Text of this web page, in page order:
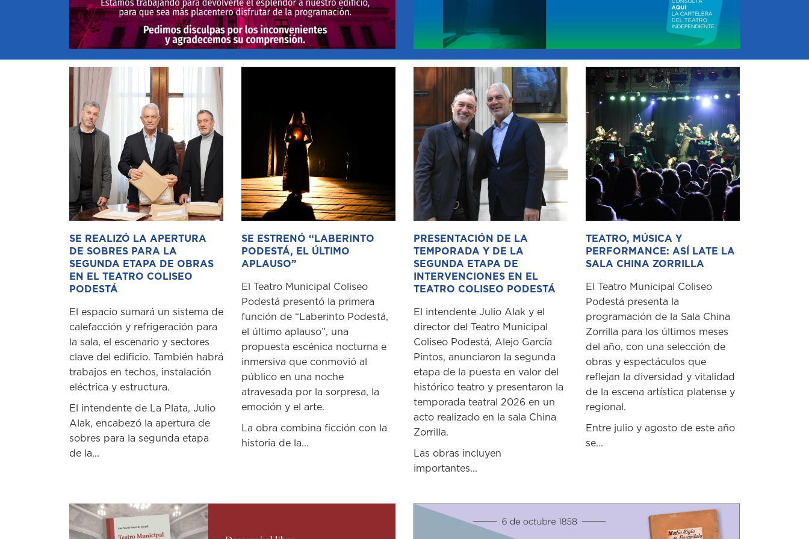
SE REALIZÓ LA APERTURA
DE SOBRES PARA LA
SEGUNDA ETAPA DE OBRAS
EN EL TEATRO COLISEO
PODESTÁ
El espacio sumará un sistema de
calefacción y refrigeración para
la sala, el escenario y sectores
clave del edificio. También habrá
trabajos en techos, instalación
eléctrica y estructura.
El intendente de La Plata, Julio
Alak, encabezó la apertura de
sobres para la segunda etapa
de la...
SE ESTRENÓ “LABERINTO
PODESTÁ, EL ÚLTIMO
APLAUSO”
El Teatro Municipal Coliseo
Podestá presentó la primera
función de “Laberinto Podestá,
el último aplauso”, una
propuesta escénica nocturna e
inmersiva que conmovió al
público en una noche
atravesada por la sorpresa, la
emoción y el arte.
La obra combina ficción con la
historia de la...
PRESENTACIÓN DE LA
TEMPORADA Y DE LA
SEGUNDA ETAPA DE
INTERVENCIONES EN EL
TEATRO COLISEO PODESTÁ
El intendente Julio Alak y el
director del Teatro Municipal
Coliseo Podestá, Alejo García
Pintos, anunciaron la segunda
etapa de la puesta en valor del
histórico teatro y presentaron la
temporada teatral 2026 en un
acto realizado en la sala China
Zorrilla.
Las obras incluyen
importantes...
TEATRO, MÚSICA Y
PERFORMANCE: ASÍ LATE LA
SALA CHINA ZORRILLA
El Teatro Municipal Coliseo
Podestá presenta la
programación de la Sala China
Zorrilla para los últimos meses
del año, con una selección de
obras y espectáculos que
reflejan la diversidad y vitalidad
de la escena artística platense y
regional.
Entre julio y agosto de este año
se...